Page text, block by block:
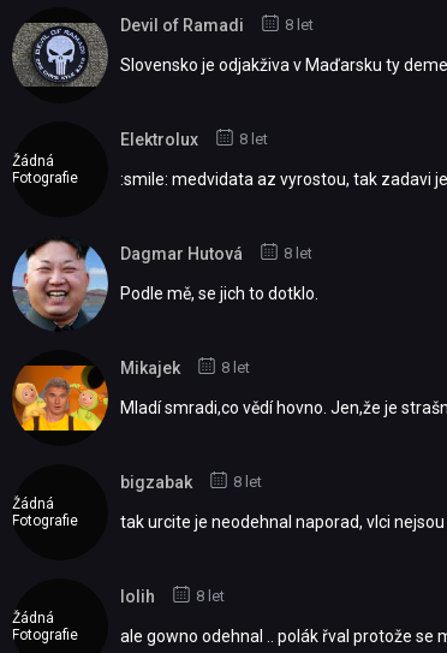
Devil of Ramadi 8 let
Slovensko je odjakživa v Maďarsku ty
Žádná
Fotografie
Elektrolux 8 let
:smile: medvidata az vyrostou, tak zadavi
Dagmar Hutová 8 let
Podle mě, se jich to dotklo.
Mikajek 8 let
Mladí smradi,co vědí hovno. Jen,že je
Žádná
Fotografie
bigzabak 8 let
tak urcite je neodehnal naporad, vlci nejsou
Žádná
Fotografie
lolih 8 let
ale gowno odehnal .. polák řval protože se